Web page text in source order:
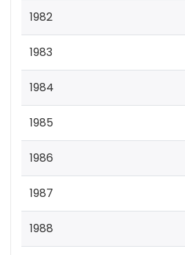
1982
1983
1984
1985
1986
1987
1988